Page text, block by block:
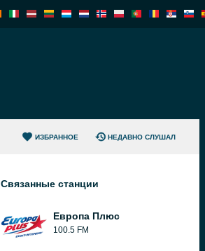
ИЗБРАННОЕ НЕДАВНО СЛУШАЛ
Связанные станции
Европа Плюс
100.5 FM